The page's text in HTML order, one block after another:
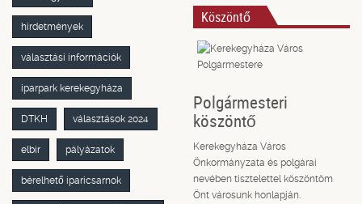
hirdetmények
választási információk
iparpark kerekegyháza
DTKH választások 2024
elbir pályázatok
bérelhető iparicsarnok
Köszöntő
Polgármesteri
köszöntő
Kerekegyháza Város
Önkormányzata és polgárai
nevében tisztelettel köszöntöm
Önt városunk honlapján.